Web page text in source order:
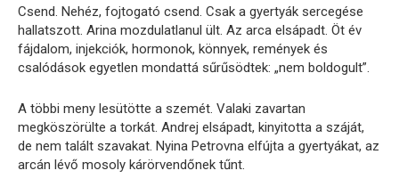
Csend. Nehéz, fojtogató csend. Csak a gyertyák sercegése
hallatszott. Arina mozdulatlanul ült. Az arca elsápadt. Öt év
fájdalom, injekciók, hormonok, könnyek, remények és
csalódások egyetlen mondattá sűrűsödtek: „nem boldogult”.
A többi meny lesütötte a szemét. Valaki zavartan
megköszörülte a torkát. Andrej elsápadt, kinyitotta a száját,
de nem talált szavakat. Nyina Petrovna elfújta a gyertyákat, az
arcán lévő mosoly kárörvendőnek tűnt.